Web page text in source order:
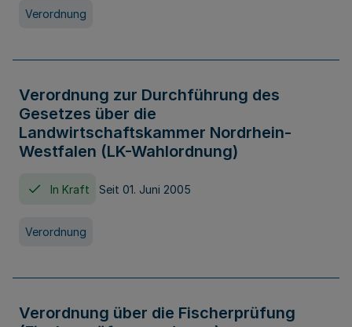
Verordnung
Verordnung zur Durchführung des
Gesetzes über die
Landwirtschaftskammer Nordrhein-
Westfalen (LK-Wahlordnung)
In Kraft Seit 01. Juni 2005
Verordnung
Verordnung über die Fischerprüfung